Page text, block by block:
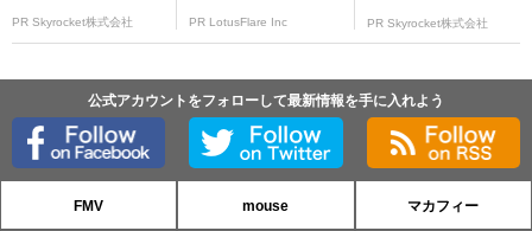
PR Skyrocket株式会社 PR LotusFlare Inc PR Skyrocket株式会社
公式アカウントをフォローして最新情報を手に入れよう
FMV mouse マカフィー